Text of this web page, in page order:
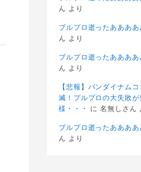
ん より
ブルプロ逝ったああああ
ん より
ブルプロ逝ったああああ
ん より
【悲報】バンダイナム
滅！プルプロの大失敗
様・・・
に名無しさん
ブルプロ逝ったああああ
ん より